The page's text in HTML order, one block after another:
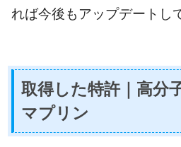
れば今後もアップデートし
取得した特許｜高分
マプリン